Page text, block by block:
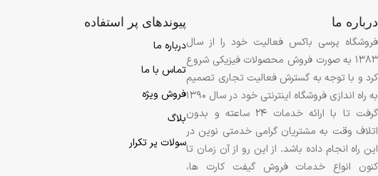
درباره ما
فروشگاه پرسی باکس فعالیت خود را از سال
1383 به صورت فروش محصولات فیزیکی شروع
کرد و با توجه به گسترش فعالیت تجاری تصمیم
به راه اندازی فروشگاه اینترنتی خود در سال 1390
گرفت تا با ارائه خدمات 24 ساعته و بدون
اتلاف وقت به مشتریان گرامی خدمتی نوین در
این راه انجام داده باشد. از این رو از آن زمان تا
کنون انواع خدمات فروش گیفت کارت ها،
پیوندهای پر استفاده
درباره ما
تماس با ما
فروش ویژه
بلاگ
سولات پر تکرار